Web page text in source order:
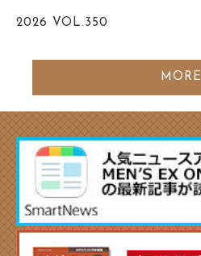
2026 VOL.350
MORE